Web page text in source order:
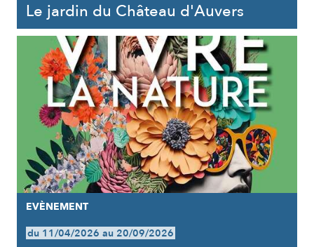
Le jardin du Château d'Auvers
EVÈNEMENT
du 11/04/2026 au 20/09/2026